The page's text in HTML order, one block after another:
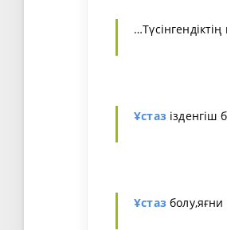
Ұстазізденгіш
Ұстаз